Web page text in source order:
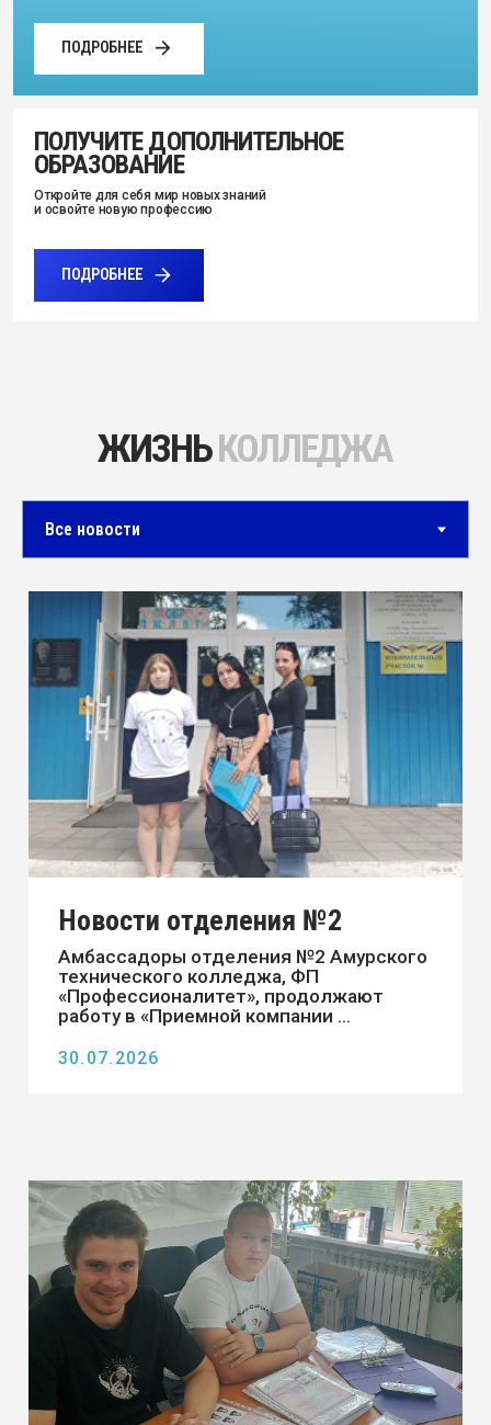
ЖИЗНЬКОЛЛЕДЖА
Новости отделения №2
технического колледжа, ФП
«Профессионалитет», продолжают
работу в «Приемной компании ...
Новости отделения №2
Амбассадоры отделения №2 Амурского
технического колледжа, ФП
«Профессионалитет», принимают
активное участие в «Приемной ...
21.07.2026
Новости отделения №3 г.
Шимановск
20.07.2026